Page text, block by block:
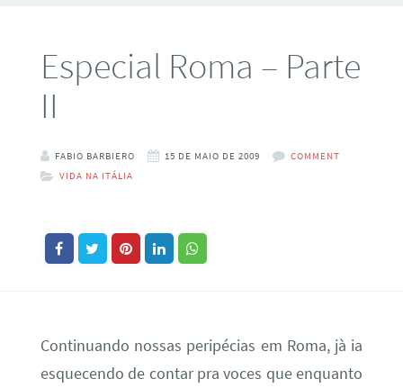
Especial Roma – Parte
II
FABIO BARBIERO 15 DE MAIO DE 2009
COMMENT
VIDA NA ITÁLIA
Continuando nossas peripécias em Roma, jà ia
esquecendo de contar pra voces que enquanto